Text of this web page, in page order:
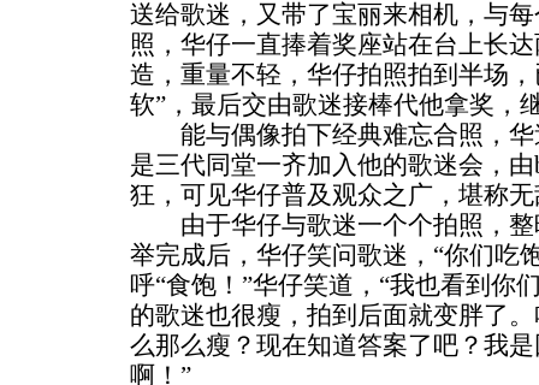
送给歌迷，又带了宝丽来相机，与
照，华仔一直捧着奖座站在台上长
造，重量不轻，华仔拍照拍到半场
软”，最后交由歌迷接棒代他拿奖，
能与偶像拍下经典难忘合照，华
是三代同堂一齐加入他的歌迷会，
狂，可见华仔普及观众之广，堪称
由于华仔与歌迷一个个拍照，整
举完成后，华仔笑问歌迷，“你们吃
呼“食饱！”华仔笑道，“我也看到你
的歌迷也很瘦，拍到后面就变胖了
么那么瘦？现在知道答案了吧？我
啊！”